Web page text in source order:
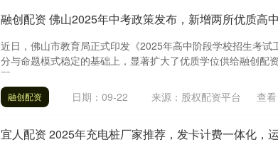
融创配资 佛山2025年中考政策发布，新增两所优质高
近日，佛山市教育局正式印发《2025年高中阶段学校招生考试
分与命题模式稳定的基础上，显著扩大了优质学位供给融创配
配....
融创配资 日期：09-22 来源：股权配资平台 查看
宜人配资 2025年充电桩厂家推荐，发卡计费一体化，